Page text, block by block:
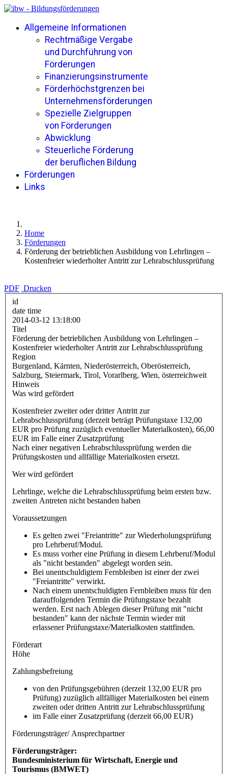
Allgemeine Informationen
Rechtmäßige Vergabe
und Durchführung von
Förderungen
Finanzierungsinstrumente
Förderhöchstgrenzen bei
Unternehmensförderungen
Spezielle Zielgruppen
von Förderungen
Abwicklung
Steuerliche Förderung
der beruflichen Bildung
Förderungen
Links
Home
Förderungen
Förderung der betrieblichen Ausbildung von Lehrlingen –
Kostenfreier wiederholter Antritt zur Lehrabschlussprüfung
PDF Drucken
id
date time
2014-03-12 13:18:00
Titel
Förderung der betrieblichen Ausbildung von Lehrlingen –
Kostenfreier wiederholter Antritt zur Lehrabschlussprüfung
Region
Burgenland, Kärnten, Niederösterreich, Oberösterreich,
Salzburg, Steiermark, Tirol, Vorarlberg, Wien, österreichweit
Hinweis
Was wird gefördert
Kostenfreier zweiter oder dritter Antritt zur
Lehrabschlussprüfung (derzeit beträgt Prüfungstaxe 132,00
EUR pro Prüfung zuzüglich eventueller Materialkosten), 66,00
EUR im Falle einer Zusatzprüfung
Nach einer negativen Lehrabschlussprüfung werden die
Prüfungskosten und allfällige Materialkosten ersetzt.
Wer wird gefördert
Lehrlinge, welche die Lehrabschlussprüfung beim ersten bzw.
zweiten Antreten nicht bestanden haben
Voraussetzungen
Es gelten zwei "Freiantritte" zur Wiederholungsprüfung
pro Lehrberuf/Modul.
Es muss vorher eine Prüfung in diesem Lehrberuf/Modul
als "nicht bestanden" abgelegt worden sein.
Bei unentschuldigtem Fernbleiben ist einer der zwei
"Freiantritte" verwirkt.
Nach einem unentschuldigten Fernbleiben muss für den
darauffolgenden Termin die Prüfungstaxe bezahlt
werden. Erst nach Ablegen dieser Prüfung mit "nicht
bestanden" kann der nächste Termin wieder mit
erlassener Prüfungstaxe/Materialkosten stattfinden.
Förderart
Höhe
Zahlungsbefreiung
von den Prüfungsgebühren (derzeit 132,00 EUR pro
Prüfung) zuzüglich allfälliger Materialkosten bei einem
zweiten oder dritten Antritt zur Lehrabschlussprüfung
im Falle einer Zusatzprüfung (derzeit 66,00 EUR)
Förderungsträger/ Ansprechpartner
Förderungsträger:
Bundesministerium für Wirtschaft, Energie und
Tourismus (BMWET)